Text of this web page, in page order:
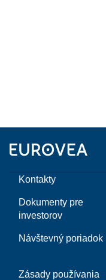
Kontakty
Dokumenty pre
investorov
Návštevný poriadok
Zásady používania